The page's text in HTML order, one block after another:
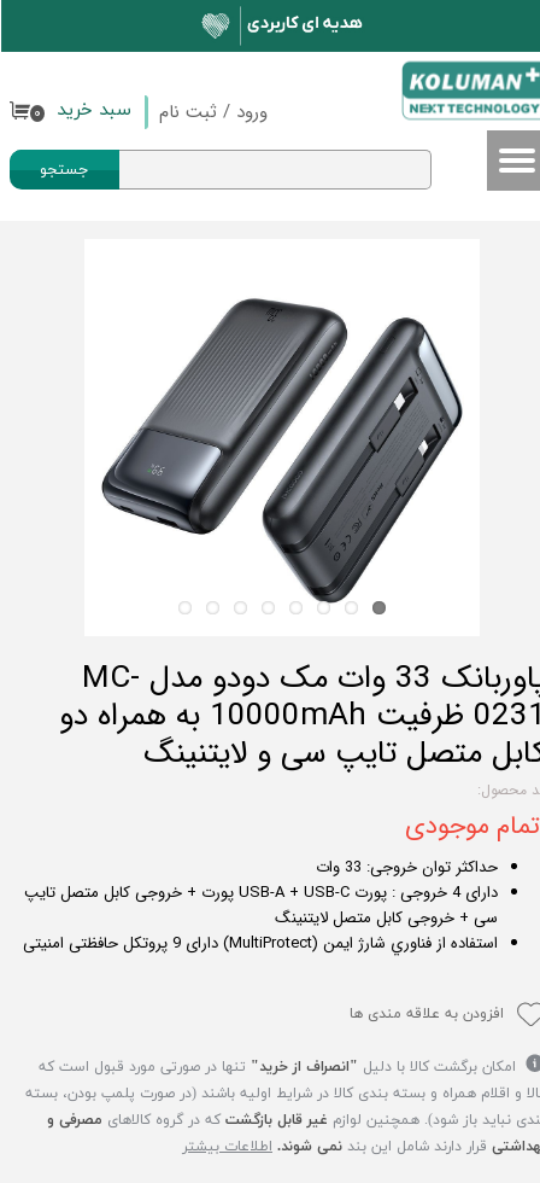
ورود / ثبت نام
حساب کاربری من
تغییر گذر واژه
سفارشات
جستجو
۰ سبد خرید
پاوربانک 33 وات مک دودو مدل MC-
0231 ظرفیت 10000mAh به همراه دو
متصل تایپ سی و لایتنینگ
محصول:
موجودی
حداکثر توان خروجی: 33 وات
دارای 4 خروجی : پورت USB-A + USB-C پورت + خروجی کابل متصل تایپ
سی + خروجی کابل متصل لایتنینگ
استفاده از فناوري شارژ ایمن (MultiProtect) دارای 9 پروتکل حافظتی امنیتی
افزودن به علاقه مندی ها
امکان برگشت کالا با دلیل "انصراف از خرید" تنها در صورتی مورد قبول است که
و اقلام همراه و بسته بندی کالا در شرایط اولیه باشند (در صورت پلمپ بودن، بسته
نباید باز شود). همچنین لوازم غیر قابل بازگشت که در گروه کالاهای مصرفی و
قرار دارند شامل این بند نمی شوند. اطلاعات بیشتر